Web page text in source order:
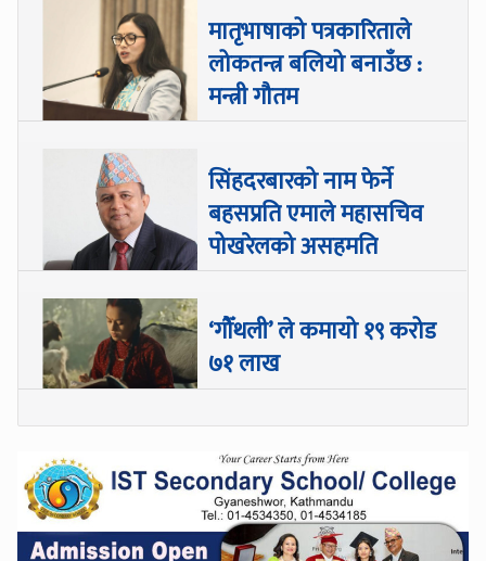
मातृभाषाको पत्रकारिताले
लोकतन्त्र बलियो बनाउँछ :
मन्त्री गौतम
सिंहदरबारको नाम फेर्ने
बहसप्रति एमाले महासचिव
पोखरेलको असहमति
‘गौँथली’ ले कमायो १९ करोड
७१ लाख